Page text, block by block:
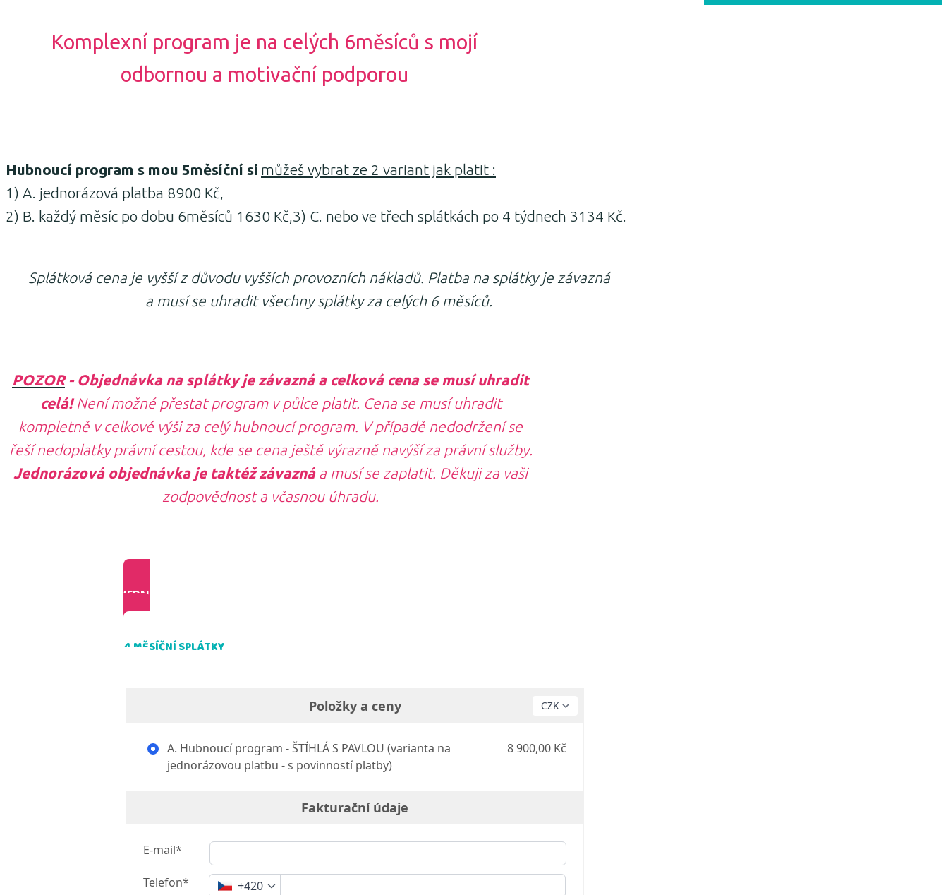
Komplexní program je na celých 6měsíců s mojí
odbornou a motivační podporou
Hubnoucí program s mou 5měsíční si můžeš vybrat ze 2 variant jak platit :
1) A. jednorázová platba 8900 Kč,
2) B. každý měsíc po dobu 6měsíců 1630 Kč,3) C. nebo ve třech splátkách po 4 týdnech 3134 Kč.
Splátková cena je vyšší z důvodu vyšších provozních nákladů. Platba na splátky je závazná
a musí se uhradit všechny splátky za celých 6 měsíců.
POZOR- Objednávka na splátky je závazná a celková cena se musí uhradit
celá!Není možné přestat program v půlce platit. Cena se musí uhradit
kompletně v celkové výši za celý hubnoucí program. V případě nedodržení se
řeší nedoplatky právní cestou, kde se cena ještě výrazně navýší za právní služby.
Jednorázová objednávka je taktéž závaznáa musí se zaplatit. Děkuji za vaši
zodpovědnost a včasnou úhradu.
JEDNORÁZOVÁ PLATBA
4 MĚSÍČNÍ SPLÁTKY
Položky a ceny
A. Hubnoucí program - ŠTÍHLÁ S PAVLOU (varianta na
jednorázovou platbu - s povinností platby)
8 900,00 Kč
Fakturační údaje
E-mail*
Telefon*
+420